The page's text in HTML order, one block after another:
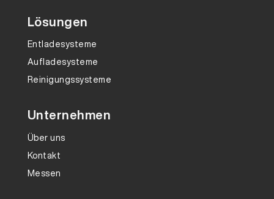
Lösungen
Entladesysteme
Aufladesysteme
Reinigungssysteme
Unternehmen
Über uns
Kontakt
Messen